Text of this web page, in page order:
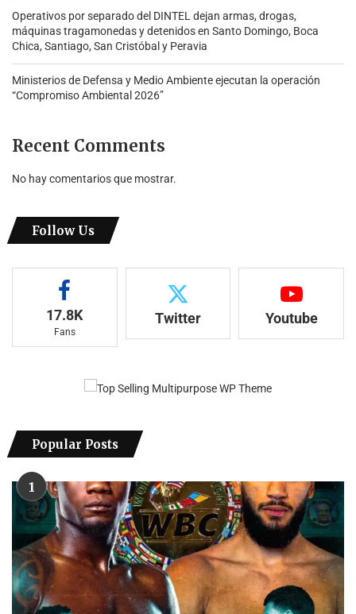
Operativos por separado del DINTEL dejan armas, drogas,
máquinas tragamonedas y detenidos en Santo Domingo, Boca
Chica, Santiago, San Cristóbal y Peravia
Ministerios de Defensa y Medio Ambiente ejecutan la operación
“Compromiso Ambiental 2026”
Recent Comments
No hay comentarios que mostrar.
Follow Us
17.8K
Fans
Twitter Youtube
Popular Posts
1